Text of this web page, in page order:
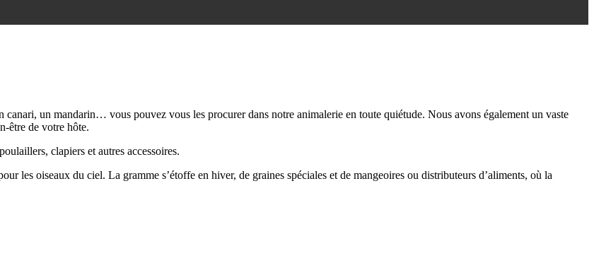
canari, un mandarin… vous pouvez vous les procurer dans notre animalerie en toute quiétude. Nous avons également un vaste
être de votre hôte.
clapiers et autres accessoires.
les oiseaux du ciel. La gramme s’étoffe en hiver, de graines spéciales et de mangeoires ou distributeurs d’aliments, où la